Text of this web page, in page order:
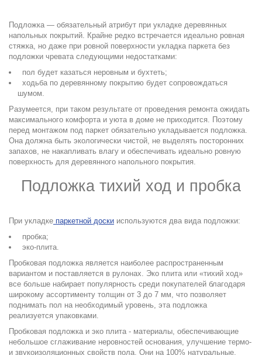
Подложка — обязательный атрибут при укладке деревянных
напольных покрытий. Крайне редко встречается идеально ровная
стяжка, но даже при ровной поверхности укладка паркета без
подложки чревата следующими недостатками:
пол будет казаться неровным и бухтеть;
ходьба по деревянному покрытию будет сопровождаться
шумом.
Разумеется, при таком результате от проведения ремонта ожидать
максимального комфорта и уюта в доме не приходится. Поэтому
перед монтажом под паркет обязательно укладывается подложка.
Она должна быть экологически чистой, не выделять посторонних
запахов, не накапливать влагу и обеспечивать идеально ровную
поверхность для деревянного напольного покрытия.
Подложка тихий ход и пробка
При укладке паркетной доски используются два вида подложки:
пробка;
эко-плита.
Пробковая подложка является наиболее распространенным
вариантом и поставляется в рулонах. Эко плита или «тихий ход»
все больше набирает популярность среди покупателей благодаря
широкому ассортименту толщин от 3 до 7 мм, что позволяет
поднимать пол на необходимый уровень, эта подложка
реализуется упаковками.
Пробковая подложка и эко плита - материалы, обеспечивающие
небольшое сглаживание неровностей основания, улучшение термо-
и звукоизоляционных свойств пола. Они на 100% натуральные,